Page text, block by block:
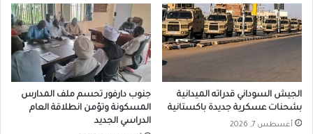
الجيش السوداني قدراته الميدانية
بشحنات عسكرية جديدة باكستانية
أغسطس 7, 2026
جنوب دارفور تحسم ملف المدارس
المسكونة وتؤمن انطلاقة العام
الدراسي الجديد